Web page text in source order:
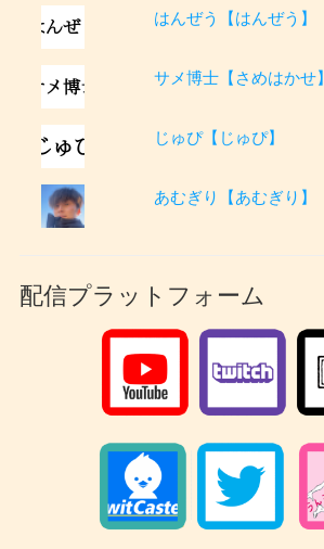
はんぜう【はんぜう】
サメ博士【さめはかせ】
じゅぴ【じゅぴ】
あむぎり【あむぎり】
配信プラットフォーム